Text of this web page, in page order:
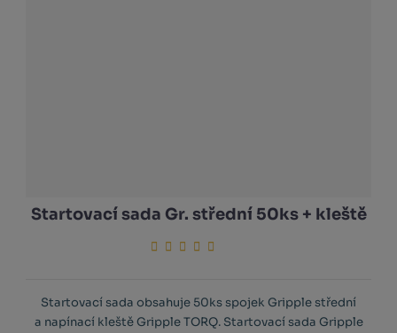
Startovací sada Gr. střední 50ks + kleště
Startovací sada obsahuje 50ks spojek Gripple střední
a napínací kleště Gripple TORQ. Startovací sada Gripple